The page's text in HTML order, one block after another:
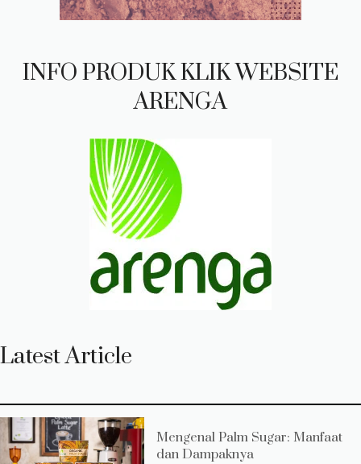
INFO PRODUK KLIK WEBSITE
ARENGA
Latest Article
Mengenal Palm Sugar: Manfaat
dan Dampaknya